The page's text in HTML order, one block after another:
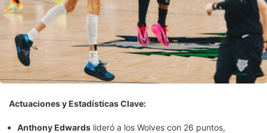
Actuaciones y Estadísticas Clave:
Anthony Edwards lideró a los Wolves con 26 puntos,